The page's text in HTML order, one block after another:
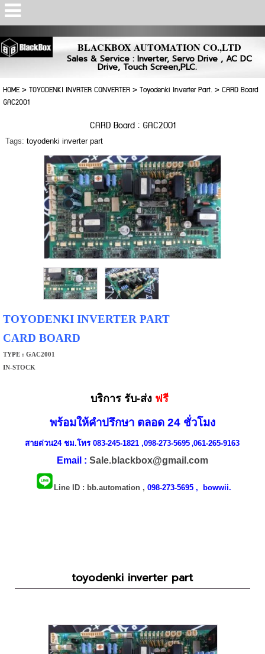
BLACKBOX AUTOMATION CO.,LTD
Sales & Service : Inverter, Servo Drive , AC DC
Drive, Touch Screen,PLC.
HOME>TOYODENKI INVRTER CONVERTER>Toyodenki Inverter Part.>CARD Board
GAC2001
CARD Board : GAC2001
Tags: toyodenki inverter part
TOYODENKI INVERTER PART
CARD BOARD
TYPE : GAC2001
IN-STOCK
บริการ รับ-ส่ง ฟรี
พร้อมให้คำปรึกษา ตลอด 24 ชั่วโมง
สายด่วน24 ชม.โทร 083-245-1821 ,098-273-5695 ,061-265-9163
Email : Sale.blackbox@gmail.com
Line ID: bb.automation , 098-273-5695 , bowwii.
toyodenki inverter part